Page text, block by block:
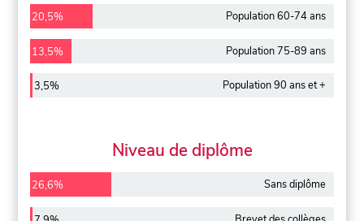
20,5% Population 60-74 ans
13,5% Population 75-89 ans
3,5% Population 90 ans et +
Niveau de diplôme
26,6% Sans diplôme